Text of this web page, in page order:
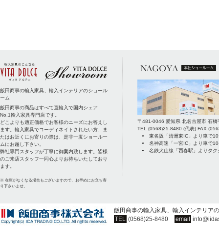
飯田商事の輸入家具、輸入インテリアのショール
ーム
飯田商事の商品はすべて直輸入で国内シェア
No.1輸入家具専門店です。
どこよりも適正価格でお客様のニーズにお答えし
ます。輸入家具でコーディネイトされたい方、ま
たはお近くにお寄りの際は、是非一度ショールー
ムにお越し下さい。
弊社専門スタッフが丁寧に御案内致します。皆様
のご来店スタッフ一同心よりお待ちいたしており
ます。
※ 在庫がなくなる場合もございますので、お早めにお立ち寄
り下さいませ。
〒 481-0046 愛知県 北名古屋市 石橋
TEL (0568)25-8480 (代表) FAX
東名阪「清洲東IC」より車で
名神高速「一宮IC」より車で
名鉄犬山線「西春駅」よりタ
飯田商事の輸入家具、輸入インテリア
TEL (0568)25-8480 email